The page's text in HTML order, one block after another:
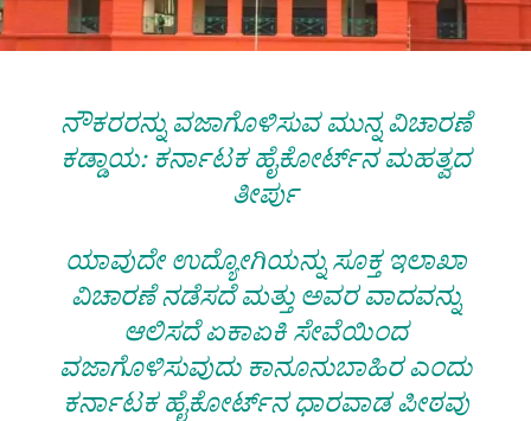
ನೌಕರರನ್ನು ವಜಾಗೊಳಿಸುವ ಮುನ್ನ ವಿಚಾರಣೆ
ಕಡ್ಡಾಯ: ಕರ್ನಾಟಕ ಹೈಕೋರ್ಟ್‌ನ ಮಹತ್ವದ
ತೀರ್ಪು
​ಯಾವುದೇ ಉದ್ಯೋಗಿಯನ್ನು ಸೂಕ್ತ ಇಲಾಖಾ
ವಿಚಾರಣೆ ನಡೆಸದೆ ಮತ್ತು ಅವರ ವಾದವನ್ನು
ಆಲಿಸದೆ ಏಕಾಏಕಿ ಸೇವೆಯಿಂದ
ವಜಾಗೊಳಿಸುವುದು ಕಾನೂನುಬಾಹಿರ ಎಂದು
ಕರ್ನಾಟಕ ಹೈಕೋರ್ಟ್‌ನ ಧಾರವಾಡ ಪೀಠವು